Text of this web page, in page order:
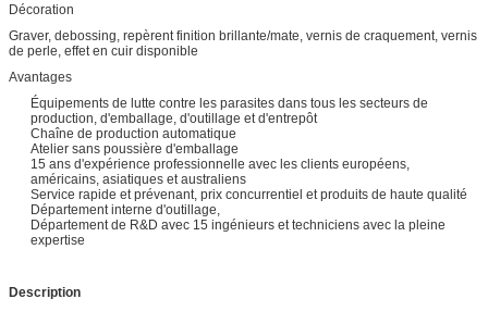
Décoration
Graver, debossing, repèrent finition brillante/mate, vernis de craquement, vernis
de perle, effet en cuir disponible
Avantages
Équipements de lutte contre les parasites dans tous les secteurs de
production, d'emballage, d'outillage et d'entrepôt
Chaîne de production automatique
Atelier sans poussière d'emballage
15 ans d'expérience professionnelle avec les clients européens,
américains, asiatiques et australiens
Service rapide et prévenant, prix concurrentiel et produits de haute qualité
Département interne d'outillage,
Département de R&D avec 15 ingénieurs et techniciens avec la pleine
expertise
Description